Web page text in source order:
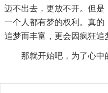
迈不出去，更放不开。但
一个人都有梦的权利。真的
追梦而丰富，更会因疯狂追
那就开始吧，为了心中